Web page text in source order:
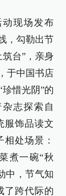
现场发布
，勾勒出节
台”，亲身
于中国书店
惜光阴”的
志探索自
服饰品读文
处场景：
煮一碗“秋
中，节气知
了跨代际的